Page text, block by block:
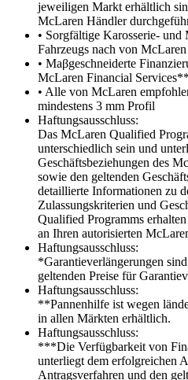
jeweiligen Markt erhältlich
McLaren Händler
• Sorgfältige Karosserie-
Fahrzeugs nach von
• Maβgeschneiderte
McLaren Financial
• Alle von McLaren
mindestens 3 mm Profil
Haftungsausschluss:
Das McLaren Qualified
unterschiedlich sein und
Geschäftsbeziehungen des
sowie den geltenden
detaillierte Informationen zu
Zulassungskriterien und
Qualified Programms
an Ihren autorisierten
Haftungsausschluss:
*Garantieverlängerungen
geltenden Preise für
Haftungsausschluss:
**Pannenhilfe ist wegen
in allen Märkten erhältlich.
Haftungsausschluss:
***Die Verfügbarkeit von
unterliegt dem erfolgreichen
Antragsverfahren und den